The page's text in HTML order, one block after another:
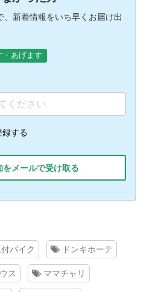
新着情報をいち早くお届け出
・あげます
録する
メールで受け取る
付バイク ドンキホーテ
ス ママチャリ